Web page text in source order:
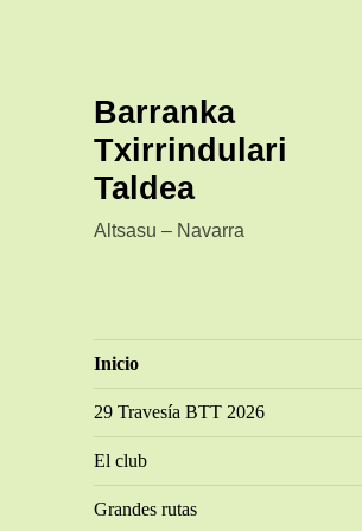
Barranka
Txirrindulari
Taldea
Altsasu – Navarra
Inicio
29 Travesía BTT 2026
El club
Grandes rutas